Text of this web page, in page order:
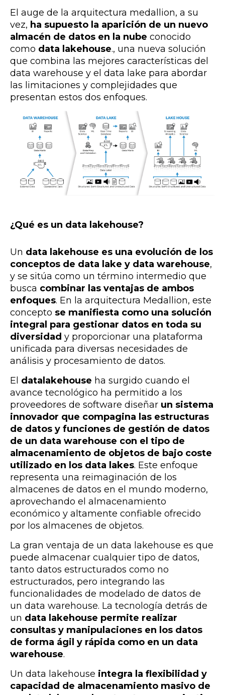
El auge de la arquitectura medallion, a su
vez, ha supuesto la aparición de un nuevo
almacén de datos en la nube conocido
como data lakehouse., una nueva solución
que combina las mejores características del
data warehouse y el data lake para abordar
las limitaciones y complejidades que
presentan estos dos enfoques.
¿Qué es un data lakehouse?
Un data lakehouse es una evolución de los
conceptos de data lake y data warehouse,
y se sitúa como un término intermedio que
busca combinar las ventajas de ambos
enfoques. En la arquitectura Medallion, este
concepto se manifiesta como una solución
integral para gestionar datos en toda su
diversidad y proporcionar una plataforma
unificada para diversas necesidades de
análisis y procesamiento de datos.
El datalakehouse ha surgido cuando el
avance tecnológico ha permitido a los
proveedores de software diseñar un sistema
innovador que compagina las estructuras
de datos y funciones de gestión de datos
de un data warehouse con el tipo de
almacenamiento de objetos de bajo coste
utilizado en los data lakes. Este enfoque
representa una reimaginación de los
almacenes de datos en el mundo moderno,
aprovechando el almacenamiento
económico y altamente confiable ofrecido
por los almacenes de objetos.
La gran ventaja de un data lakehouse es que
puede almacenar cualquier tipo de datos,
tanto datos estructurados como no
estructurados, pero integrando las
funcionalidades de modelado de datos de
un data warehouse. La tecnología detrás de
un data lakehouse permite realizar
consultas y manipulaciones en los datos
de forma ágil y rápida como en un data
warehouse.
Un data lakehouse integra la flexibilidad y
capacidad de almacenamiento masivo de